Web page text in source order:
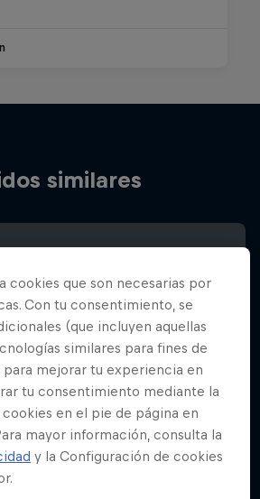
similares
cookies que son necesarias por
Con tu consentimiento, se
(que incluyen aquellas
similares para fines de
mejorar tu experiencia en
tu consentimiento mediante la
en el pie de página en
mayor información, consulta la
y la Configuración de cookies